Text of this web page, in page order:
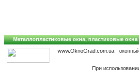
Металлопластиковые окна, пластиковые
www.OknoGrad.com.ua -
При